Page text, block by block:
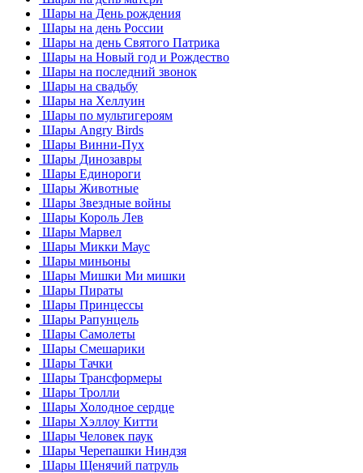
Шары на День рождения
Шары на день России
Шары на день Святого Патрика
Шары на Новый год и Рождество
Шары на последний звонок
Шары на свадьбу
Шары на Хеллуин
Шары по мультигероям
Шары Angry Birds
Шары Винни-Пух
Шары Динозавры
Шары Единороги
Шары Животные
Шары Звездные войны
Шары Король Лев
Шары Марвел
Шары Микки Маус
Шары миньоны
Шары Мишки Ми мишки
Шары Пираты
Шары Принцессы
Шары Рапунцель
Шары Самолеты
Шары Смешарики
Шары Тачки
Шары Трансформеры
Шары Тролли
Шары Холодное сердце
Шары Хэллоу Китти
Шары Человек паук
Шары Черепашки Ниндзя
Шары Щенячий патруль